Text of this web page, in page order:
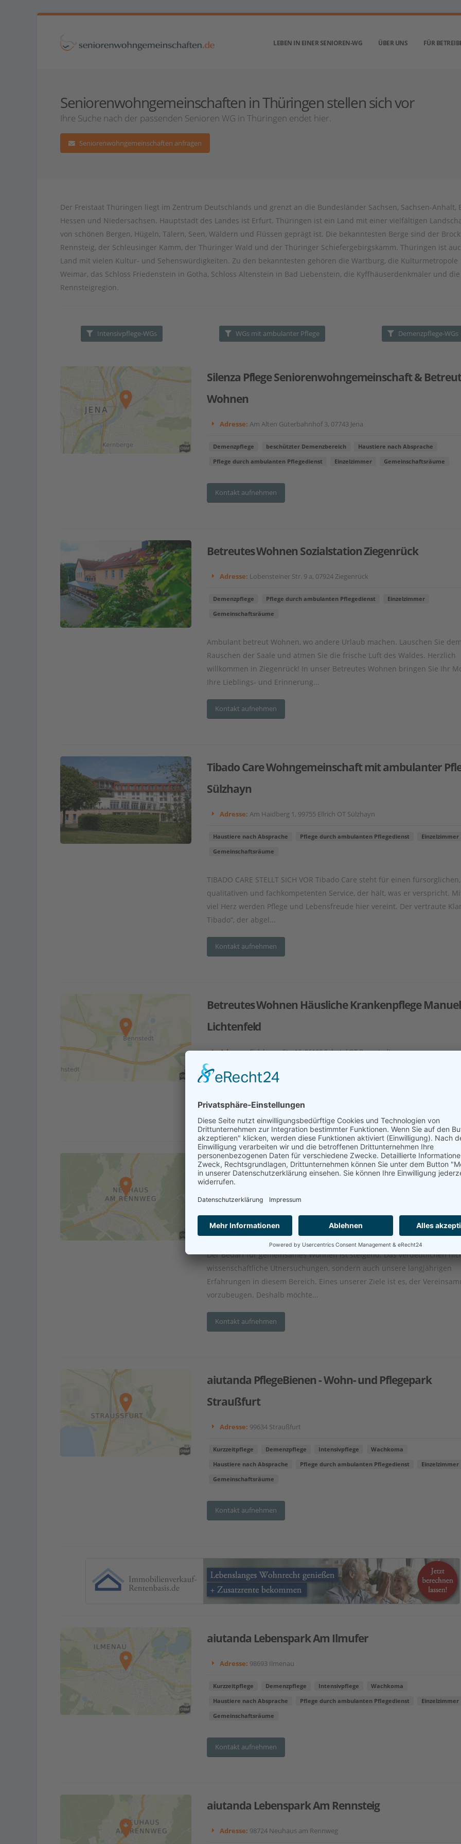
LEBEN IN EINER SENIOREN-WG ÜBER UNS FÜR
Seniorenwohngemeinschaften in Thüringen stellen sich vor
Ihre Suche nach der passenden Senioren WG in Thüringen endet hier.
Seniorenwohngemeinschaften anfragen
Der Freistaat Thüringen liegt im Zentrum Deutschlands und grenzt an die Bundesländer Sachsen, Sachsen-Anhalt,
Hessen und Niedersachsen. Hauptstadt des Landes ist Erfurt. Thüringen ist ein Land mit einer vielfältigen Lands
von schönen Bergen, Hügeln, Tälern, Seen, Wäldern und Flüssen geprägt ist. Die bekanntesten Berge sind der Brock
Rennsteig, der Schleusinger Kamm, der Thüringer Wald und der Thüringer Schiefergebirgskamm. Thüringen ist a
Land mit vielen Kultur- und Sehenswürdigkeiten. Zu den bekanntesten gehören die Wartburg, die Kulturmetropole
Weimar, das Schloss Friedenstein in Gotha, Schloss Altenstein in Bad Liebenstein, die Kyffhäuserdenkmäler und die
Rennsteigregion.
Intensivpflege-WGs WGs mit ambulanter Pflege Demenzpflege-WGs
Silenza Pflege Seniorenwohngemeinschaft &
Wohnen
Adresse: Am Alten Güterbahnhof 3, 07743 Jena
Demenzpflege beschützter Demenzbereich Haustiere nach Absprache
Pflege durch ambulanten Pflegedienst Einzelzimmer Gemeinschaftsräume
Kontakt aufnehmen
Betreutes Wohnen Sozialstation Ziegenrück
Adresse: Lobensteiner Str. 9 a, 07924 Ziegenrück
Demenzpflege Pflege durch ambulanten Pflegedienst Einzelzimmer
Gemeinschaftsräume
Ambulant betreut Wohnen, wo andere Urlaub machen. Lauschen Sie
Rauschen der Saale und atmen Sie die frische Luft des Waldes. Herzlich
willkommen in Ziegenrück! In unser Betreutes Wohnen bringen Sie Ihr
Ihre Lieblings- und Erinnerung...
Kontakt aufnehmen
Tibado Care Wohngemeinschaft mit ambulanter
Sülzhayn
Adresse: Am Haidberg 1, 99755 Ellrich OT Sülzhayn
Haustiere nach Absprache Pflege durch ambulanten Pflegedienst Einzelzimmer
Gemeinschaftsräume
TIBADO CARE STELLT SICH VOR Tibado Care steht für einen fürsorglichen,
qualitativen und fachkompetenten Service, der hält, was er verspricht.
viel Herz werden Pflege und Lebensfreude hier vereint. Der vertraute
Tibado“, der abgel...
Kontakt aufnehmen
Betreutes Wohnen Häusliche Krankenpflege
Lichtenfeld
Adresse:Eislebener Str. 16, 06198 Salzatal OT Bennstedt
Pflege durch ambulanten Pflegedienst
Kontakt aufnehmen
ReGeneration+ Senioren-Wohngemeinschaft
Pflege durch ambulanten Pflegedienst Einzelzimmer Gemeinschaftsräume
Der Bedarf für gemeinsames Wohnen ist steigend. Das verdeutlichen
wissenschaftliche Utnersuchungen, sondern auch unsere langjährigen
Erfahrungen in diesem Bereich. Eines unserer Ziele ist es, der
vorzubeugen. Deshalb möchte...
Kontakt aufnehmen
aiutanda PflegeBienen - Wohn- und Pflegepark
Straußfurt
Adresse: 99634 Straußfurt
Kurzzeitpflege Demenzpflege Intensivpflege Wachkoma
Haustiere nach Absprache Pflege durch ambulanten Pflegedienst Einzelzimmer
Gemeinschaftsräume
Kontakt aufnehmen
aiutanda Lebenspark Am Ilmufer
Adresse: 98693 Ilmenau
Kurzzeitpflege Demenzpflege Intensivpflege Wachkoma
Haustiere nach Absprache Pflege durch ambulanten Pflegedienst Einzelzimmer
Gemeinschaftsräume
Kontakt aufnehmen
aiutanda Lebenspark Am Rennsteig
Adresse: 98724 Neuhaus am Rennweg